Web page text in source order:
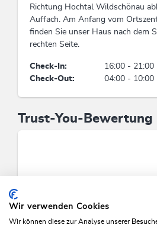
Wassereinsparung
Gäste können Handtücher
wassersparenden
Duschen, Duschköpfe mit
geringem Verbrauch,
Mitarbeiter:innen, Touren
von örtlichen Reiseführern
Richtung Hochtal Wildschönau
Auffach. Am Anfang vom
finden Sie unser Haus nach dem
rechten Seite.
Check-In:
16:00 - 21:00
Check-Out:
04:00 - 10:00
Trust-You-Bewertung
Wir verwenden Cookies
Wir können diese zur Analyse unserer